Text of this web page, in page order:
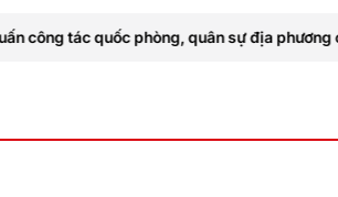
quân sự địa phương cho cán bộ Quân